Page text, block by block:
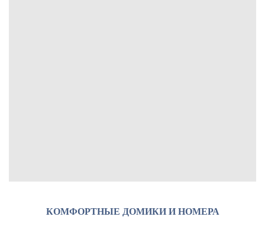
КОМФОРТНЫЕ ДОМИКИ И НОМЕРА